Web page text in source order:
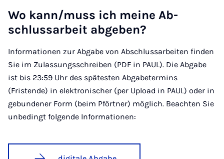
Wo kann/muss ich mei­ne Ab­
schluss­a­r­beit ab­ge­ben?
Informationen zur Abgabe von Abschlussarbeiten finden
Sie im Zulassungsschreiben (PDF in PAUL). Die Abgabe
ist bis 23:59 Uhr des spätesten Abgabetermins
(Fristende) in elektronischer (per Upload in PAUL) oder in
gebundener Form (beim Pförtner) möglich. Beachten Sie
unbedingt folgende Informationen: